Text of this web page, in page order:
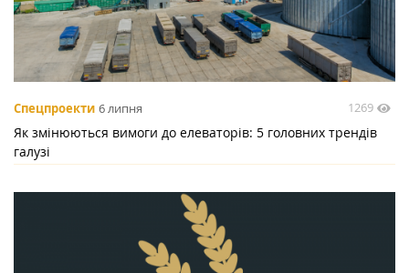
Спецпроекти 6 липня 1269
Як змінюються вимоги до елеваторів: 5 головних трендів
галузі